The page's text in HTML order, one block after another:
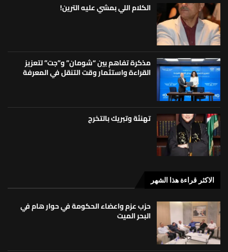
الكلام اللي بمشي عليه الترين!
مذكرة تفاهم بين “شومان” و”جت” لتعزيز
القراءة واستثمار وقت التنقل في المعرفة
تهنئة وتبريك بالتخرج
الاكثر قراءة هذا الشهر
حزب عزم واعضاء الحكومة في حوار هام في
البحر الميت